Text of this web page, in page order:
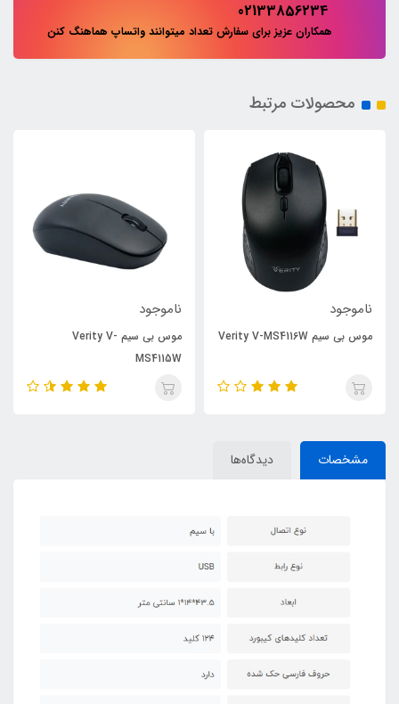
همکاران عزیز برای سفارش تعداد میتوانند واتساپ هماهنگ کنن
محصولات مرتبط
ناموجود
موس بی سیم Verity V-MS4116W
ناموجود
موس بی سیم Verity V-
MS4115W
مشخصات دیدگاه‌ها